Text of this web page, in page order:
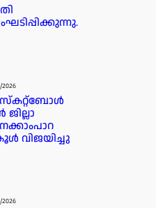
2026
വിജയിച്ചു
2026